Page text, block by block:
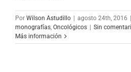
Por Wilson Astudillo | agosto 24th, 2016 |
monografías, Oncológicos | Sin
Más información